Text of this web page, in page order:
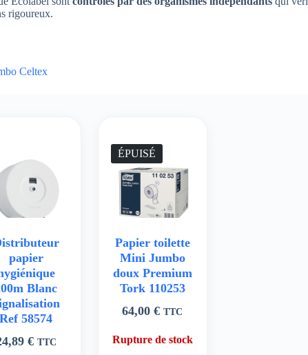
rigoureux.
Celtex
papier
Blanc
Ref 58574
€ TTC
ÉPUISÉ
Papier toilette
Mini Jumbo
doux Premium
Tork 110253
64,00€ TTC
Rupture de stock